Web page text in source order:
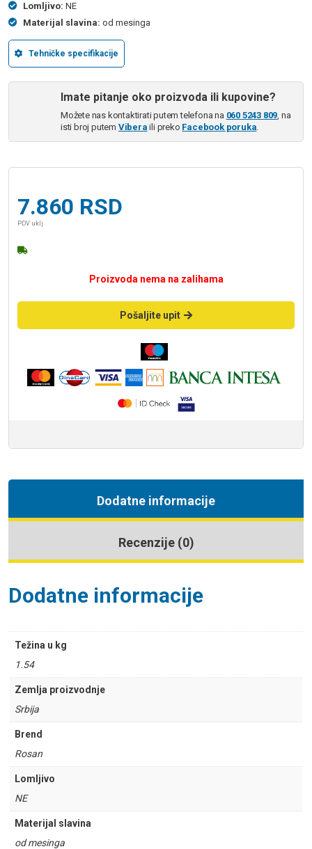
Lomljivo: NE
Materijal slavina: od mesinga
Tehničke specifikacije
Imate pitanje oko proizvoda ili kupovine?
Možete nas kontaktirati putem telefona na 060 5243 809, na
isti broj putem Vibera ili preko Facebook poruka.
7.860 RSD
PDV uklj.
Proizvoda nema na zalihama
Pošaljite upit
Dodatne informacije
Recenzije (0)
Dodatne informacije
Težina u kg
1.54
Zemlja proizvodnje
Srbija
Brend
Rosan
Lomljivo
NE
Materijal slavina
od mesinga